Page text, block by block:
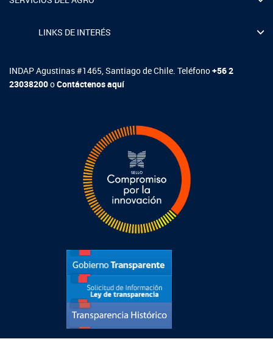
LINKS DE INTERÉS
INDAP Agustinas #1465, Santiago de Chile. Teléfono+56 2
23038200oContáctenos aquí